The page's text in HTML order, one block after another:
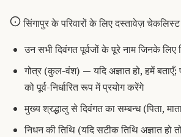
सिंगापुर के परिवारों के लिए दस्तावेज़ चेकलिस्ट
उन सभी दिवंगत पूर्वजों के पूरे नाम जिनके लिए
गोत्र (कुल-वंश) — यदि अज्ञात हो, हमें बताएँ;
को पूर्व-निर्धारित रूप में प्रयोग करेंगे
मुख्य श्रद्धालु से दिवंगत का सम्बन्ध (पिता,
निधन की तिथि (यदि सटीक तिथि अज्ञात हो